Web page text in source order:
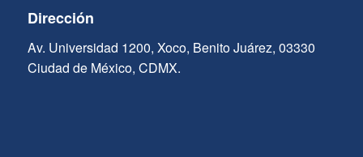
Dirección
Av. Universidad 1200, Xoco, Benito Juárez, 03330
Ciudad de México, CDMX.